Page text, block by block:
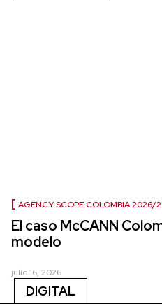
AGENCY SCOPE COLOMBIA 2026/
El caso McCANN
modelo
julio 16, 2026
DIGITAL